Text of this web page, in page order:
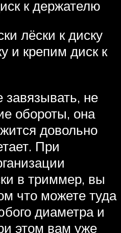
к держателю
лёски к диску
и крепим диск к
не
обороты, она
довольно
При
в триммер, вы
что можете туда
диаметра и
этом вам уже